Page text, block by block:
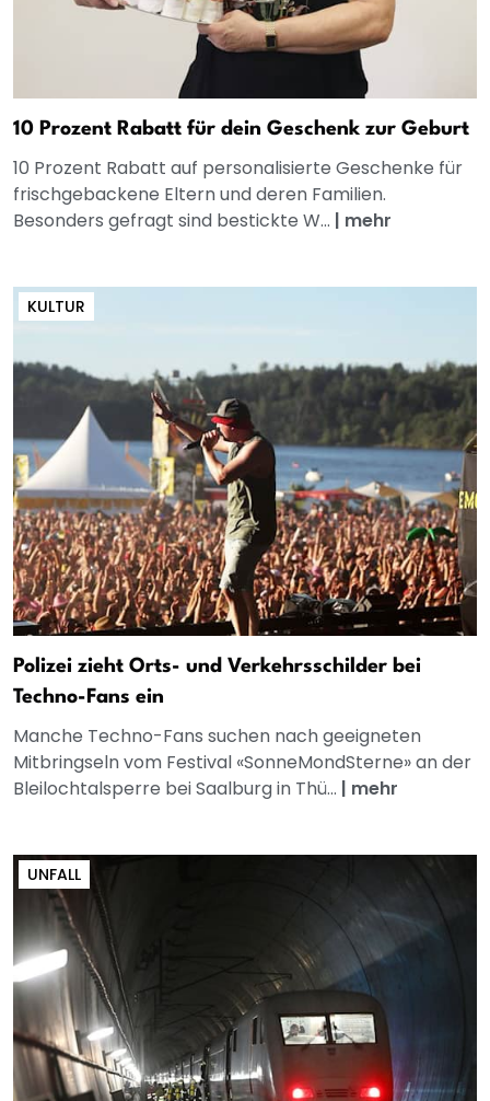
10 Prozent Rabatt für dein Geschenk zur Geburt
10 Prozent Rabatt auf personalisierte Geschenke für
frischgebackene Eltern und deren Familien.
Besonders gefragt sind bestickte W... | mehr
KULTUR
Polizei zieht Orts- und Verkehrsschilder bei
Techno-Fans ein
Manche Techno-Fans suchen nach geeigneten
Mitbringseln vom Festival «SonneMondSterne» an der
Bleilochtalsperre bei Saalburg in Thü... | mehr
UNFALL